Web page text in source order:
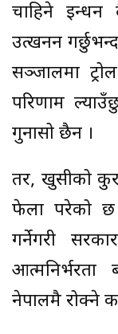
चाहिने इन्धन
उत्खनन
सञ्जालमा
परिणाम
गुनासो छैन ।
तर, खुसीको
फेला परेको छ
गर्नेगरी
नेपालमै रोक्ने